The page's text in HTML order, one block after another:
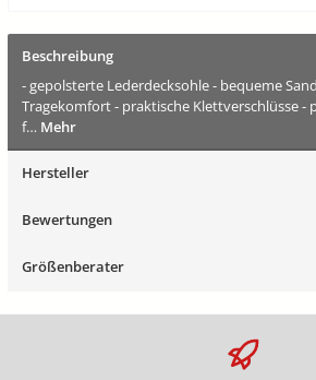
Beschreibung
- gepolsterte Lederdecksohle - bequeme
Tragekomfort - praktische Klettverschlüsse -
f… Mehr
Hersteller
Bewertungen
Größenberater